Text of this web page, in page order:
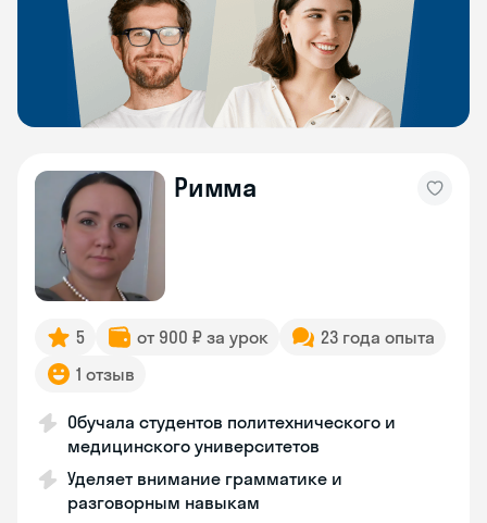
Римма
5 от 900 ₽ за урок
23 года опыта
1 отзыв
Обучала студентов политехнического и
медицинского университетов
Уделяет внимание грамматике и
разговорным навыкам